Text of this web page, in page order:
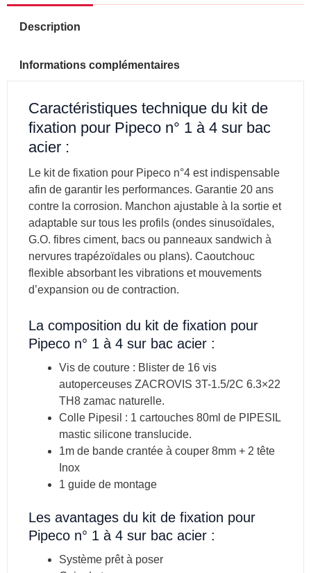
sur
bac
Description
Informations complémentaires
Caractéristiques technique du kit de
fixation pour Pipeco n° 1 à 4 sur bac
acier :
Le kit de fixation pour Pipeco n°4 est indispensable
afin de garantir les performances. Garantie 20 ans
contre la corrosion. Manchon ajustable à la sortie et
adaptable sur tous les profils (ondes sinusoïdales,
G.O. fibres ciment, bacs ou panneaux sandwich à
nervures trapézoïdales ou plans). Caoutchouc
flexible absorbant les vibrations et mouvements
d’expansion ou de contraction.
La composition du kit de fixation pour
Pipeco n° 1 à 4 sur bac acier :
Vis de couture : Blister de 16 vis
autoperceuses ZACROVIS 3T-1.5/2C 6.3×22
TH8 zamac naturelle.
Colle Pipesil : 1 cartouches 80ml de PIPESIL
mastic silicone translucide.
1m de bande crantée à couper 8mm + 2 tête
Inox
1 guide de montage
Les avantages du kit de fixation pour
Pipeco n° 1 à 4 sur bac acier :
Système prêt à poser